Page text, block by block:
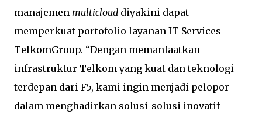
manajemen multicloud diyakini dapat
memperkuat portofolio layanan IT Services
TelkomGroup. “Dengan memanfaatkan
infrastruktur Telkom yang kuat dan teknologi
terdepan dari F5, kami ingin menjadi pelopor
dalam menghadirkan solusi-solusi inovatif